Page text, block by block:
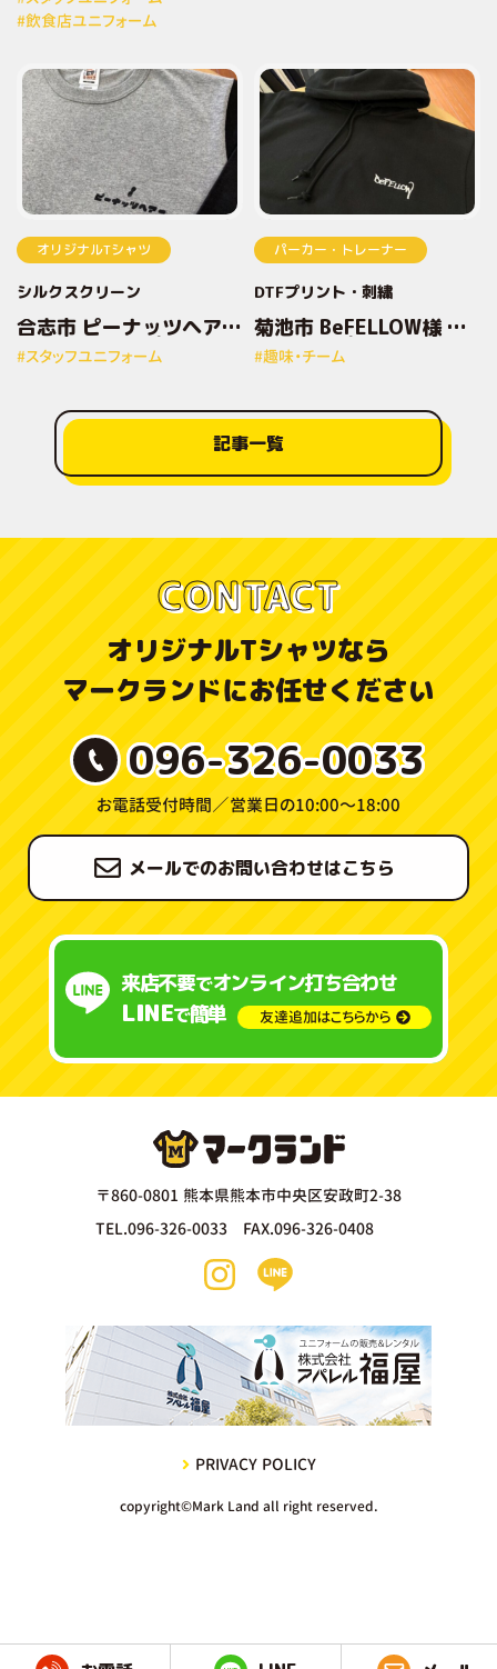
ルプリントTシャツ
#飲食店ユニフォーム
オリジナルTシャツ
シルクスクリーン
合志市 ピーナッツヘアー
様 オリジナルプリントT
シャツ
#スタッフユニフォーム
パーカー・トレーナー
DTFプリント 刺繍
菊池市 BeFELLOW様 オ
リジナルプリントパーカ
ー
#趣味・チーム
記事一覧
CONTACT
オリジナルTシャツなら
マークランドにお任せください
096-326-0033
お電話受付時間／営業日の10:00〜18:00
メールでのお問い合わせはこちら
来店不要でオンライン打ち合わせ
LINEで簡単 友達追加はこちらから
〒860-0801 熊本県熊本市中央区安政町2-38
TEL.096-326-0033 FAX.096-326-0408
PRIVACY POLICY
copyright©Mark Land all right reserved.